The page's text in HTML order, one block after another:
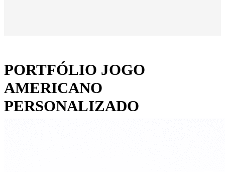
PORTFÓLIO JOGO
AMERICANO
PERSONALIZADO